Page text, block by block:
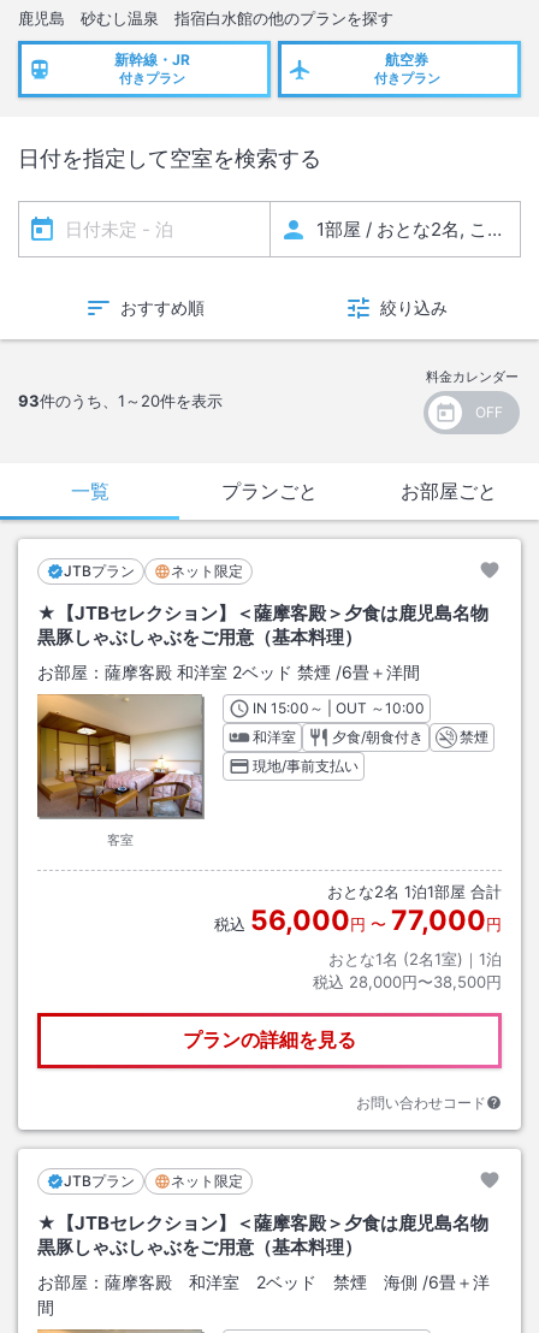
鹿児島 砂むし温泉 指宿白水館の他のプランを探す
新幹線・JR
付きプラン
航空券
付きプラン
日付を指定して空室を検索する
おすすめ順 絞り込み
93件のうち、 1～20件を表示
料金カレンダー
一覧 プランごと お部屋ごと
JTBプラン ネット限定
★【JTBセレクション】＜薩摩客殿＞夕食は鹿児島名物
黒豚しゃぶしゃぶをご用意（基本料理）
お部屋： 薩摩客殿 和洋室 2ベッド 禁煙 /6畳＋洋間
客室
INチェックイン
15:00 ～ | OUT チェックアウト
～10:00
和洋室
夕食/朝食付き
禁煙
現地/事前支払い
おとな2名 1泊1部屋 合計
税込 56,000円 〜 77,000円
おとな1名 (2名1室)｜ 1泊
税込 28,000円〜38,500円
プランの詳細を見る
お問い合わせコード
JTBプラン ネット限定
★【JTBセレクション】＜薩摩客殿＞夕食は鹿児島名物
黒豚しゃぶしゃぶをご用意（基本料理）
お部屋： 薩摩客殿 和洋室 2ベッド 禁煙 海側 /6畳＋洋
間